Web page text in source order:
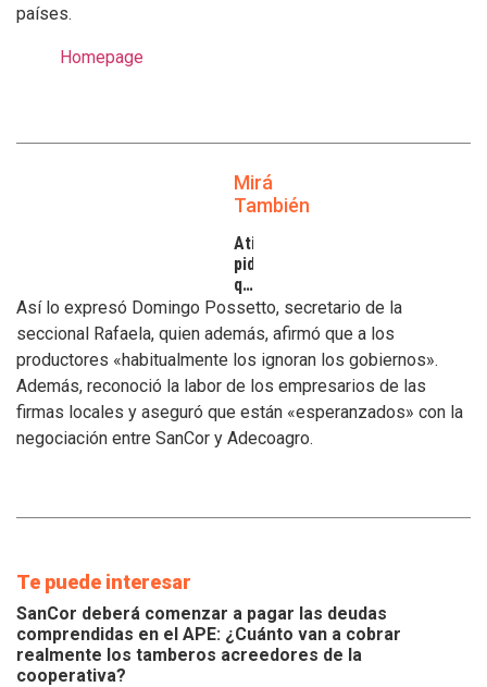
países.
Homepage
Mirá
También
Atilra
pide
que
se
atiendan
los
inconvenientes
de
los
tamberos
Así lo expresó Domingo Possetto, secretario de la
seccional Rafaela, quien además, afirmó que a los
productores «habitualmente los ignoran los gobiernos».
Además, reconoció la labor de los empresarios de las
firmas locales y aseguró que están «esperanzados» con la
negociación entre SanCor y Adecoagro.
Te puede interesar
SanCor deberá comenzar a pagar las deudas
comprendidas en el APE: ¿Cuánto van a cobrar
realmente los tamberos acreedores de la
cooperativa?